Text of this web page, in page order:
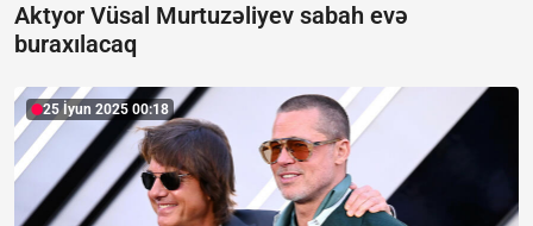
Aktyor Vüsal Murtuzəliyev sabah evə
buraxılacaq
25 İyun 2025 00:18